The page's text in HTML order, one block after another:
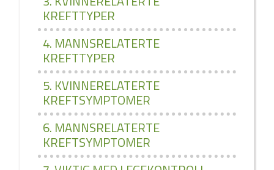
KREFTTYPER
4. MANNSRELATERTE
KREFTTYPER
5. KVINNERELATERTE
KREFTSYMPTOMER
6. MANNSRELATERTE
KREFTSYMPTOMER